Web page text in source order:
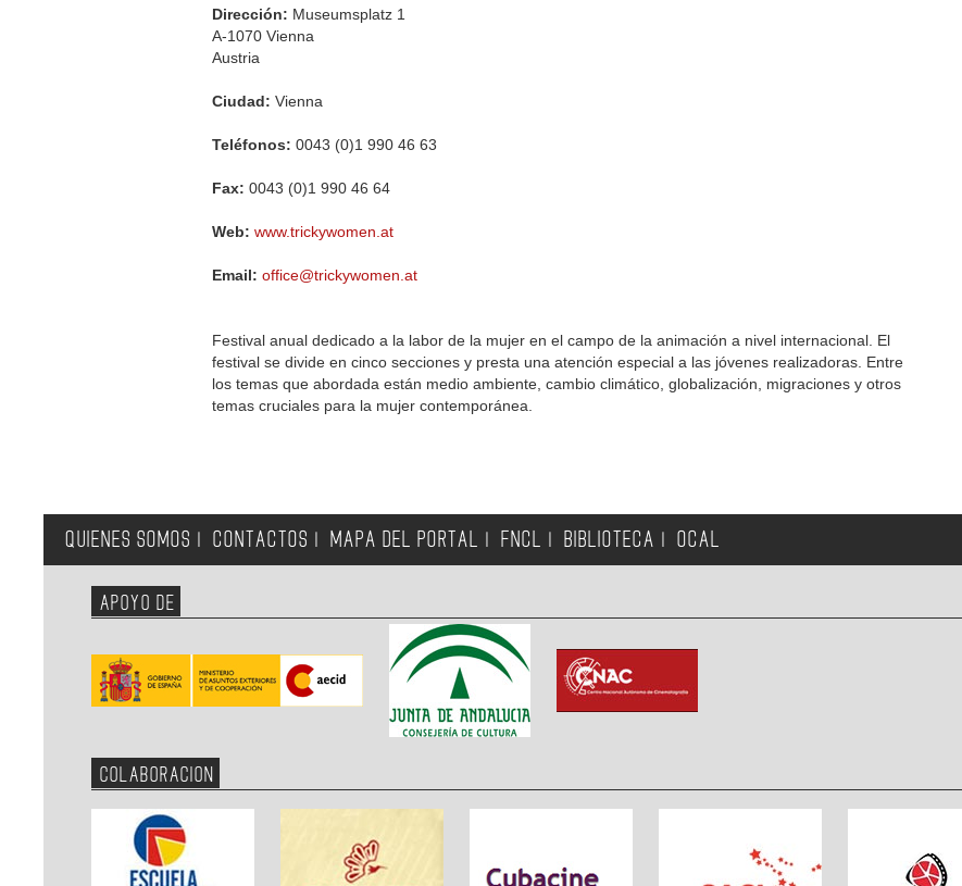
Dirección: Museumsplatz 1
A-1070 Vienna
Austria
Ciudad: Vienna
Teléfonos: 0043 (0)1 990 46 63
Fax: 0043 (0)1 990 46 64
Web: www.trickywomen.at
Email: office@trickywomen.at
Festival anual dedicado a la labor de la mujer en el campo de la animación a nivel internacional. El
festival se divide en cinco secciones y presta una atención especial a las jóvenes realizadoras. Entre
los temas que abordada están medio ambiente, cambio climático, globalización, migraciones y otros
temas cruciales para la mujer contemporánea.
QUIENES SOMOS CONTACTOS MAPA DEL PORTAL FNCL BIBLIOTECA OCAL
APOYO DE
COLABORACION